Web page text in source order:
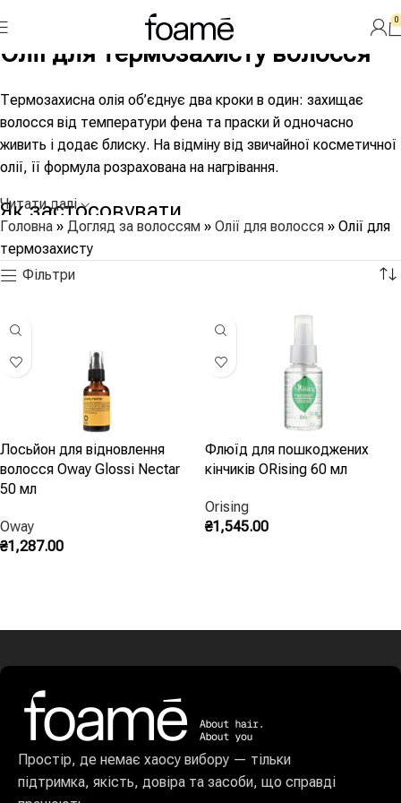
0
Олії для термозахисту волосся
Термозахисна олія об’єднує два кроки в один: захищає
волосся від температури фена та праски й одночасно
живить і додає блиску. На відміну від звичайної косметичної
олії, її формула розрахована на нагрівання.
Як застосовувати
Кілька крапель на вологе волосся по довжині перед
сушінням — і можна укладати. Для тонкого волосся та
вони зібрані в основній категорії термозахисту для волосся
Часті питання
Чи можна звичайну олію використовувати
як термозахист?
Ні: косметична олія без термозахисних компонентів не
розрахована на температуру праски. Термозахисна —
спеціальна формула, що стабільна при нагріванні.
потрібне живлення. Тонкому волоссю зазвичай
Читати далі
Головна » Догляд за волоссям » Олії для волосся » Олії для
термозахисту
Фільтри
Лосьйон для відновлення
волосся Oway Glossi Nectar
50 мл
Oway
₴1,287.00
Флюїд для пошкоджених
кінчиків ORising 60 мл
Orising
₴1,545.00
Простір, де немає хаосу вибору — тільки
підтримка, якість, довіра та засоби, що справді